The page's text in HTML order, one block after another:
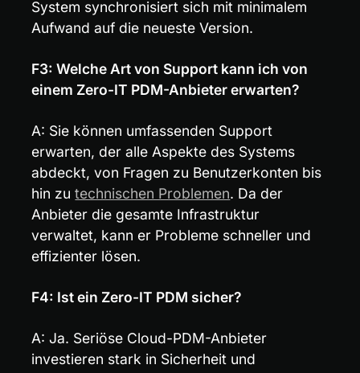
System synchronisiert sich mit minimalem
Aufwand auf die neueste Version.
F3: Welche Art von Support kann ich von
einem Zero-IT PDM-Anbieter erwarten?
A: Sie können umfassenden Support
erwarten, der alle Aspekte des Systems
abdeckt, von Fragen zu Benutzerkonten bis
hin zu technischen Problemen. Da der
Anbieter die gesamte Infrastruktur
verwaltet, kann er Probleme schneller und
effizienter lösen.
F4: Ist ein Zero-IT PDM sicher?
A: Ja. Seriöse Cloud-PDM-Anbieter
investieren stark in Sicherheit und